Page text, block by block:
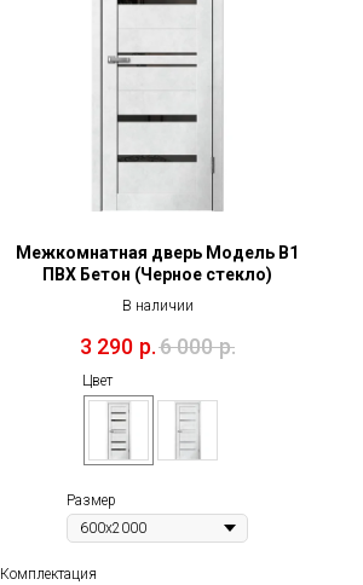
Межкомнатная дверь Модель B1
ПВХ Бетон (Черное стекло)
В наличии
3 290 р.6 000 р.
Цвет
Размер
Комплектация